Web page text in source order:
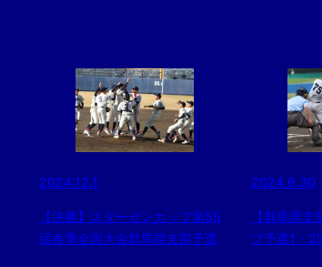
2024.12.1
【決勝】スターゼンカップ第55
回春季全国大会群馬県支部予選
2024.6.30
【群馬県
プ予選1・2